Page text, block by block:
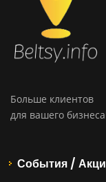
Больше клиентов
для вашего
События /